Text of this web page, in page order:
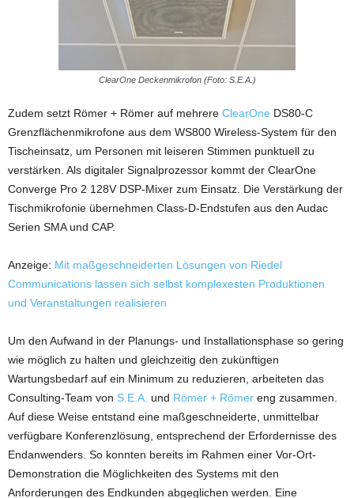
ClearOne Deckenmikrofon (Foto: S.E.A.)
Zudem setzt Römer + Römer auf mehrere ClearOne DS80-C
Grenzflächenmikrofone aus dem WS800 Wireless-System für den
Tischeinsatz, um Personen mit leiseren Stimmen punktuell zu
verstärken. Als digitaler Signalprozessor kommt der ClearOne
Converge Pro 2 128V DSP-Mixer zum Einsatz. Die Verstärkung der
Tischmikrofonie übernehmen Class-D-Endstufen aus den Audac
Serien SMA und CAP.
Anzeige: Mit maßgeschneiderten Lösungen von Riedel
Communications lassen sich selbst komplexesten Produktionen
und Veranstaltungen realisieren
Um den Aufwand in der Planungs- und Installationsphase so gering
wie möglich zu halten und gleichzeitig den zukünftigen
Wartungsbedarf auf ein Minimum zu reduzieren, arbeiteten das
Consulting-Team von S.E.A. und Römer + Römer eng zusammen.
Auf diese Weise entstand eine maßgeschneiderte, unmittelbar
verfügbare Konferenzlösung, entsprechend der Erfordernisse des
Endanwenders. So konnten bereits im Rahmen einer Vor-Ort-
Demonstration die Möglichkeiten des Systems mit den
Anforderungen des Endkunden abgeglichen werden. Eine